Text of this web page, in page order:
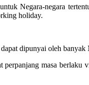
Negara-negara
holiday.
dipunyai oleh banyak
masa berlaku